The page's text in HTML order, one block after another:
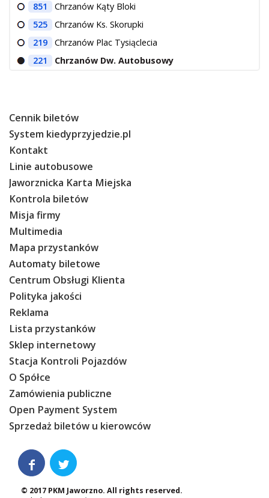
851
Chrzanów Kąty Bloki
525
Chrzanów Ks. Skorupki
219
Chrzanów Plac Tysiąclecia
221
Chrzanów Dw. Autobusowy
Cennik biletów
System kiedyprzyjedzie.pl
Kontakt
Linie autobusowe
Jaworznicka Karta Miejska
Kontrola biletów
Misja firmy
Multimedia
Mapa przystanków
Automaty biletowe
Centrum Obsługi Klienta
Polityka jakości
Reklama
Lista przystanków
Sklep internetowy
Stacja Kontroli Pojazdów
O Spółce
Zamówienia publiczne
Open Payment System
Sprzedaż biletów u kierowców
 
© 2017 PKM Jaworzno. All rights reserved.